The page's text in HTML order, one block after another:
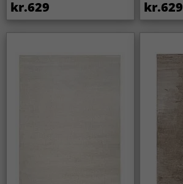
kr.629 kr.629